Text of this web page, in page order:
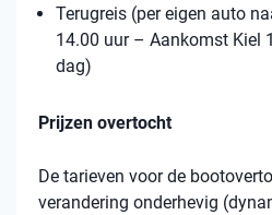
Terugreis (per eigen auto
14.00 uur – Aankomst Kiel
dag)
Prijzen overtocht
De tarieven voor de
verandering onderhevig